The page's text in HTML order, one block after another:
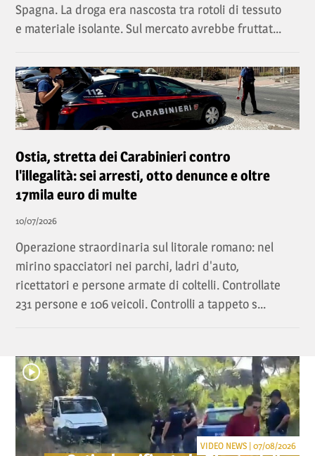
Spagna. La droga era nascosta tra rotoli di tessuto
e materiale isolante. Sul mercato avrebbe fruttat...
Ostia, stretta dei Carabinieri contro
l'illegalità: sei arresti, otto denunce e oltre
17mila euro di multe
10/07/2026
Operazione straordinaria sul litorale romano: nel
mirino spacciatori nei parchi, ladri d'auto,
ricettatori e persone armate di coltelli. Controllate
231 persone e 106 veicoli. Controlli a tappeto s...
VIDEO NEWS | 07/08/2026